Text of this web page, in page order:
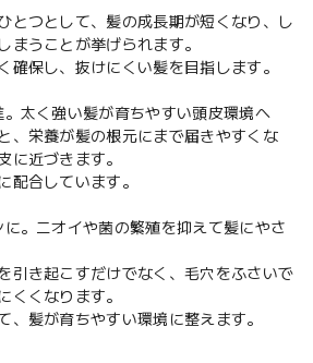
とつとして、髪の成長期が短くなり、し
まうことが挙げられます。
確保し、抜けにくい髪を目指します。
太く強い髪が育ちやすい頭皮環境へ
、栄養が髪の根元にまで届きやすくな
に近づきます。
配合しています。
。ニオイや菌の繁殖を抑えて髪にやさ
引き起こすだけでなく、毛穴をふさいで
くくなります。
、髪が育ちやすい環境に整えます。